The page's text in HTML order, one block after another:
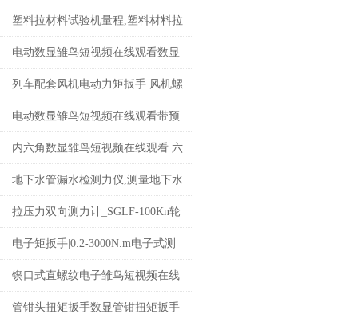
塑料拉材料试验机量程,塑料材料拉
力试验机价格
电动数显雏鸟短视频在线观看数显
定扭矩电动扳手数显电动扭矩枪价
格
列车配套风机电动力矩扳手 风机螺
丝安装可调式电动雏鸟短视频在线
观看厂家
电动数显雏鸟短视频在线观看带预
置扭矩预置式电动数显扭矩扳手厂
家
内六角数显雏鸟短视频在线观看 六
角套筒数显扭矩扳手 手动数字力矩
扳手厂家
地下水管漏水检测力仪,测量地下水
管漏水仪器,漏水检测力仪
拉压力双向测力计_SGLF-100Kn轮
辐式双向电子测力计价格
电子矩扳手|0.2-3000N.m电子式测
距大小的电子矩扳手价格
锲口式直螺纹电子雏鸟短视频在线
观看_直螺纹电子数字雏鸟短视频
管钳头扭矩扳手数显管钳扭矩扳手